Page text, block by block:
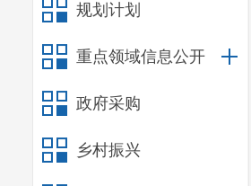
规划计划
重点领域信息公开
政府采购
乡村振兴